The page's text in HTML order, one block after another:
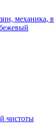
механика,
чистоты